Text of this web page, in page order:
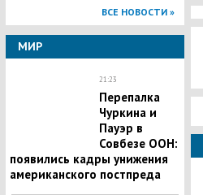
ВСЕ НОВОСТИ »
МИР
21:23
Перепалка
Чуркина и
Пауэр в
Совбезе ООН:
появились кадры унижения
американского постпреда